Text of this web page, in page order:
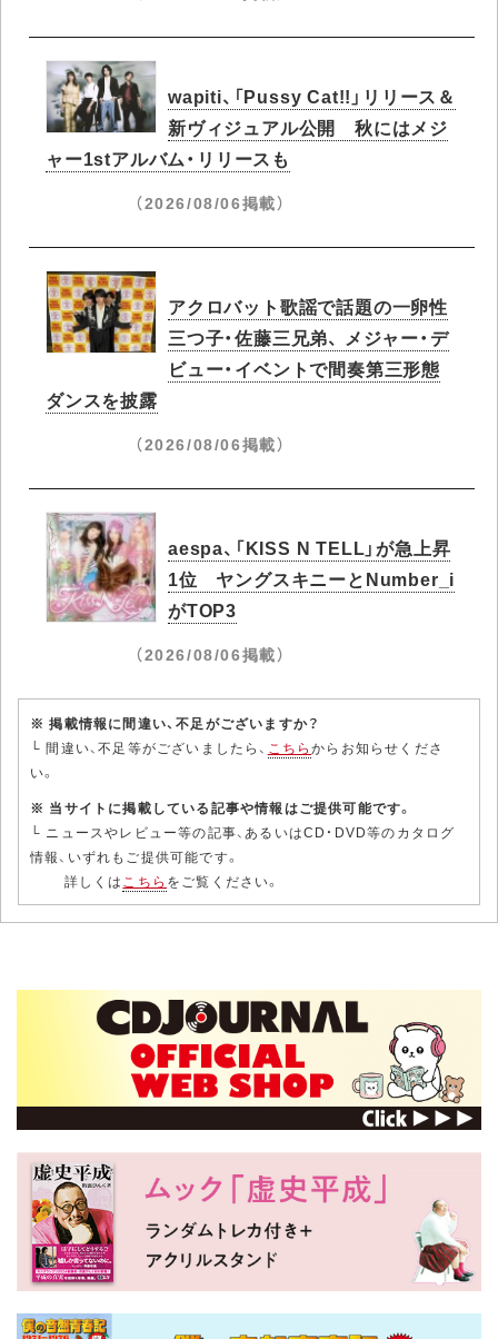
wapiti、「Pussy Cat!!」リリース＆
新ヴィジュアル公開 秋にはメジ
ャー1stアルバム・リリースも
（2026/08/06掲載）
アクロバット歌謡で話題の一卵性
三つ子・佐藤三兄弟、 メジャー・デ
ビュー・イベントで間奏第三形態
ダンスを披露
（2026/08/06掲載）
aespa、「KISS N TELL」が急上昇
1位 ヤングスキニーとNumber_i
がTOP3
（2026/08/06掲載）
※ 掲載情報に間違い、不足がございますか？
└ 間違い、不足等がございましたら、 こちらからお知らせくださ
い。
※ 当サイトに掲載している記事や情報はご提供可能です。
└ ニュースやレビュー等の記事、あるいはCD・DVD等のカタログ
情報、いずれもご提供可能です。
詳しくはこちら をご覧ください。